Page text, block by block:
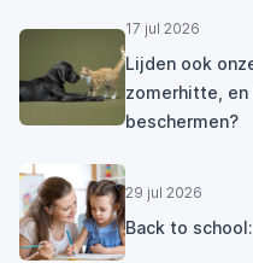
17 jul 2026
Lijden ook
zomerhitte, en
beschermen?
29 jul 2026
Back to